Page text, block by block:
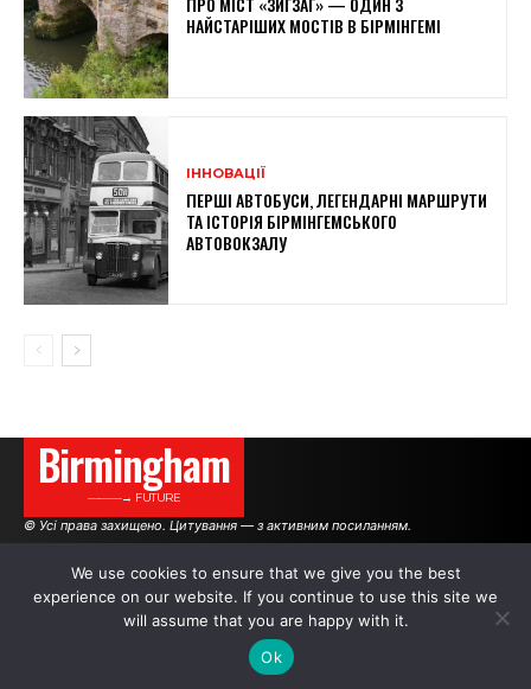
НАЙСТАРІШИХ МОСТІВ В БІРМІНГЕМІ
ІННОВАЦІЇ
ПЕРШІ АВТОБУСИ, ЛЕГЕНДАРНІ МАРШРУТИ
ТА ІСТОРІЯ БІРМІНГЕМСЬКОГО
АВТОВОКЗАЛУ
Birmingham
———→ FUTURE
© Усі права захищено. Цитування — з активним посиланням.
АВТОРИ РЕКЛАМА НА САЙТІ
We use cookies to ensure that we give you the best
experience on our website. If you continue to use this site we
will assume that you are happy with it.
Ok